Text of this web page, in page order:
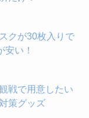
クが30枚入りで
い！
戦で用意したい
策グッズ